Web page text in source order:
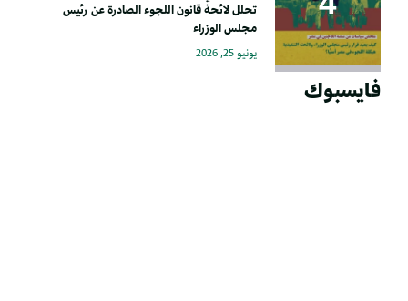
تحلل لائحة قانون اللجوء الصادرة عن رئيس
مجلس الوزراء
يونيو 25, 2026
فايسبوك